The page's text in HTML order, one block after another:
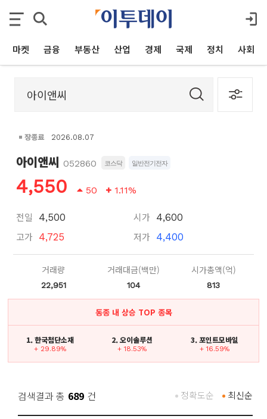
마켓 금융 부동산 산업 경제 국제 정치 사회
장종료 2026.08.07
아이앤씨 052860 코스닥 일반전기전자
4,550 50 1.11%
전일 4,500
고가 4,725
시가 4,600
저가 4,400
거래량
22,951
거래대금(백만)
104
시가총액(억)
813
동종 내 상승 TOP 종목
1. 한국첨단소재
+ 29.89%
2. 오이솔루션
+ 18.53%
3. 포인트모바일
+ 16.59%
검색결과 총 689 건 최신순
정확도순